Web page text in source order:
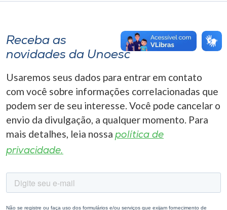
Receba as
novidades da Unoesc
Usaremos seus dados para entrar em contato
com você sobre informações correlacionadas que
podem ser de seu interesse. Você pode cancelar o
envio da divulgação, a qualquer momento. Para
mais detalhes, leia nossa política de
privacidade.